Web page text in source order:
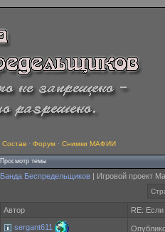
Состав · Форум · Снимки МАФИИ
Просмотр темы
Банда Беспредельщиков | Игровой проект
Автор
RE:
sergant611